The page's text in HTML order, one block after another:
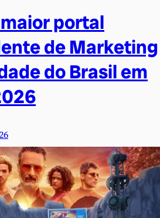
maior portal
de Marketing
do Brasil em